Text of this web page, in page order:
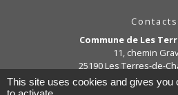
Contacts
Commune de Les
11, chemin
25190 Les Terres-de-
+33 3 81 94
This site uses cookies and gives you